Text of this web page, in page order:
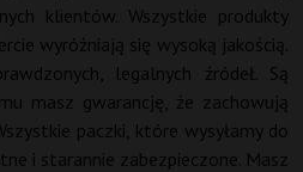
klientów. Wszystkie produkty
wyróżniają się wysoką jakością.
legalnych źródeł. Są
masz gwarancję, że zachowują
paczki, które wysyłamy do
i starannie zabezpieczone. Masz